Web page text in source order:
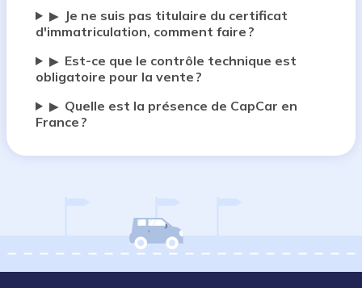
▶
Je ne suis pas titulaire du certificat
d'immatriculation, comment faire ?
▶ Est-ce que le contrôle technique est
obligatoire pour la vente ?
▶ Quelle est la présence de CapCar en
France ?